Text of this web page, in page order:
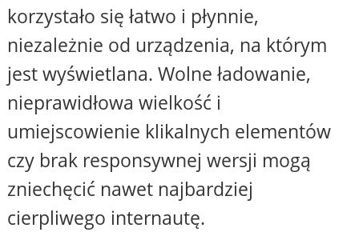
korzystało się łatwo i płynnie,
niezależnie od urządzenia, na którym
jest wyświetlana. Wolne ładowanie,
nieprawidłowa wielkość i
umiejscowienie klikalnych elementów
czy brak responsywnej wersji mogą
zniechęcić nawet najbardziej
cierpliwego internautę.